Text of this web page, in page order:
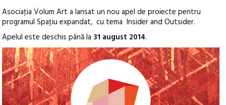
Asociaţia Volum Art a lansat un nou apel de proiecte pentru
programul Spaţiu expandat, cu tema Insider and Outsider.
Apelul este deschis până la 31 august 2014.